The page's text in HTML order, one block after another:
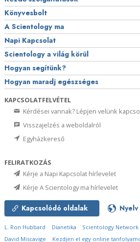
Könyvesbolt
A Scientology ma
Napi Kapcsolat
Scientology a világ körül
Hogyan segítünk?
Hogyan maradj egészséges
KAPCSOLATFELVÉTEL
Kérdései vannak? Lépjen velünk
Visszajelzés a weboldalról
Egyházkereső
FELIRATKOZÁS
Kérje a Napi Kapcsolat hírlevelet
Kérje A Scientology ma hírlevelet
Kapcsolódó oldalak Nyelv
L. Ron Hubbard Dianetika Scientology Network
David Miscavige
Kezdjen el egy online